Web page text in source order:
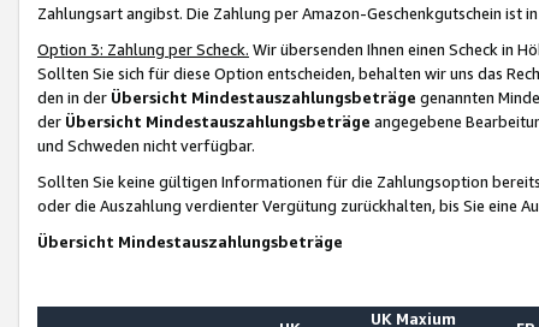
Zahlungsart angibst. Die Zahlung per Amazon-Geschenkgutschein ist
Option 3: Zahlung per Scheck. Wir übersenden Ihnen einen Scheck in
Sollten Sie sich für diese Option entscheiden, behalten wir uns das
den in der Übersicht Mindestauszahlungsbeträge genannten
der Übersicht Mindestauszahlungsbeträge angegebene
und Schweden nicht verfügbar.
Sollten Sie keine gültigen Informationen für die Zahlungsoption
oder die Auszahlung verdienter Vergütung zurückhalten, bis Sie
Übersicht Mindestauszahlungsbeträge
UK Maxium